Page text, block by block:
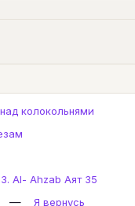
колокольнями
Al- Ahzab Аят 35
—
Я вернусь